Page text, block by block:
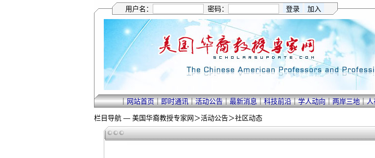
用户名： 密码：
｜网站首页｜即时通讯｜活动公告｜最新消息｜科技前沿｜学人动向｜两岸三地｜人
栏目导航 — 美国华裔教授专家网＞活动公告＞社区动态